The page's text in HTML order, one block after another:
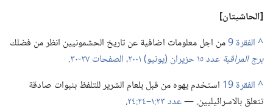
‏[الحاشيتان]‏
^
من اجل معلومات اضافية عن تاريخ الحشمونيين انظر من فضلك
برج المراقبة عدد ١٥ حزيران (‏يونيو)‏ ٢٠٠١،‏ الصفحات ٢٧-‏٣٠
‏.‏
^
استخدم يهوه من قبل بلعام الشرير للتلفظ بنبوات صادقة
تتعلق بالاسرائيليين.‏ —‏عدد ٢٣:‏١–‏٢٤:‏٢٤
‏.‏